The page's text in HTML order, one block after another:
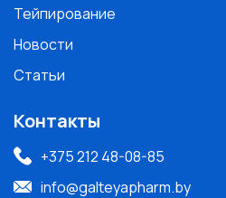
Тейпирование
Новости
Статьи
Контакты
+375 212 48-08-85
info@galteyapharm.by